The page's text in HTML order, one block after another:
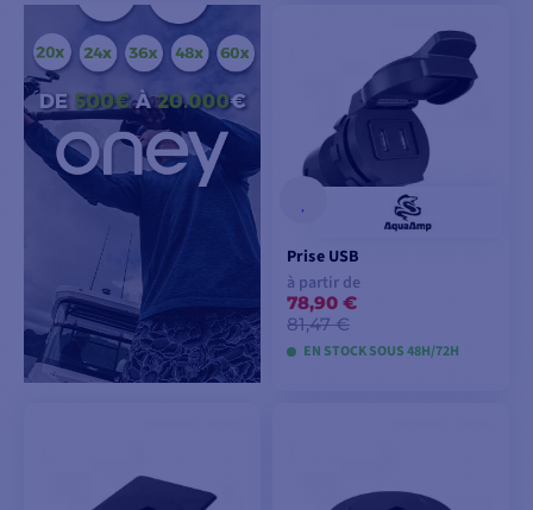
VOIR LES MODÈLES
AJOUTER AU
PANIER
Prise USB
à partir de
78,90 €
81,47 €
EN STOCK SOUS 48H/72H